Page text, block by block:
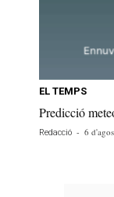
EL TEMPS
Predicció
Redacció - 6